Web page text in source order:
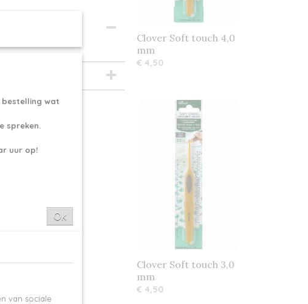
Clover Soft touch 4,0
mm
€ 4,50
Clover Soft touch 3,0
mm
€ 4,50
wat
spreken.
uur op!
Ok
van sociale